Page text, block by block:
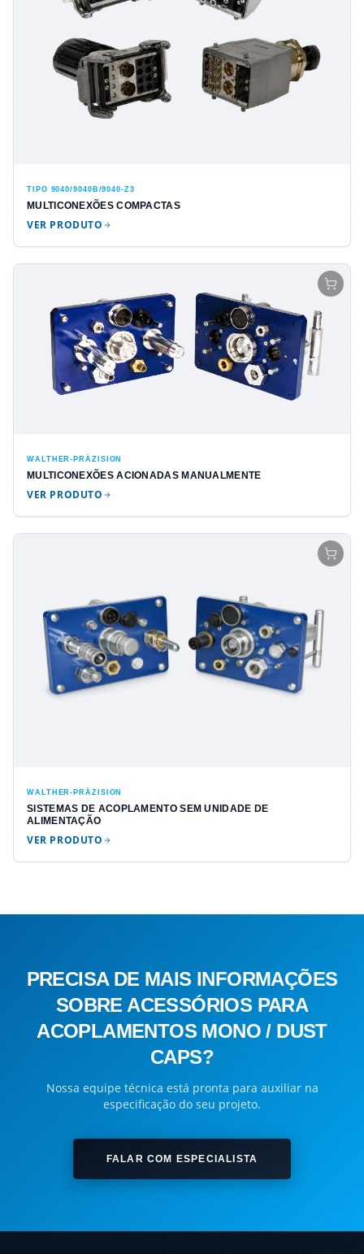
TIPO 9040/9040B/9040-Z3
MULTICONEXÕES COMPACTAS
VER PRODUTO
WALTHER-PRÄZISION
MULTICONEXÕES ACIONADAS MANUALMENTE
VER PRODUTO
WALTHER-PRÄZISION
SISTEMAS DE ACOPLAMENTO SEM UNIDADE DE
ALIMENTAÇÃO
VER PRODUTO
PRECISA DE MAIS INFORMAÇÕES
SOBRE ACESSÓRIOS PARA
ACOPLAMENTOS MONO / DUST
CAPS?
Nossa equipe técnica está pronta para auxiliar na
especificação do seu projeto.
FALAR COM ESPECIALISTA